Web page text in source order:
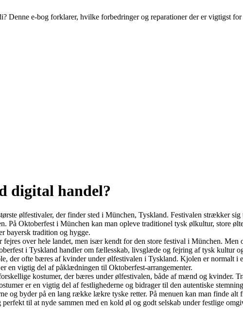
Denne e-bog forklarer, hvilke forbedringer og reparationer der er vigtigst
digital handel?
ølfestivaler, der finder sted i München, Tyskland. Festivalen strækker
På Oktoberfest i München kan man opleve traditionel tysk ølkultur, store
bayersk tradition og hygge.
over hele landet, men især kendt for den store festival i München. Men
i Tyskland handler om fællesskab, livsglæde og fejring af tysk kultur
der ofte bæres af kvinder under ølfestivalen i Tyskland. Kjolen er normalt
en vigtig del af påklædningen til Oktoberfest-arrangementer.
kostumer, der bæres under ølfestivalen, både af mænd og kvinder.
er en vigtig del af festlighederne og bidrager til den autentiske
og byder på en lang række lækre tyske retter. På menuen kan man finde
til at nyde sammen med en kold øl og godt selskab under festlige